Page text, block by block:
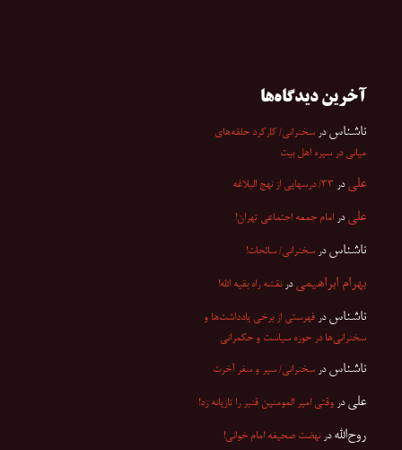
آخرین دیدگاه‌ها
ناشناس در سخنرانی/ کارکرد حلقه‌های
میانی در سیره اهل بیت
علی در ۳۳/ درسهایی از نهج البلاغه
علی در امام جمعه اجتماعی تهران!
ناشناس در سخنرانی/ سائحات!
بهرام ابراهیمی درنقشه راه بقیه الله!
ناشناس در فهرستی از برخی یادداشت‌ها و
سخنرانی‌ها در حوزه سیاست و حکمرانی
ناشناس در سخنرانی/ سیر و سفر آخرت
علی در وقتی امیر المومنین قنبر را تازیانه زد!
روح‌الله درنهضت صحیفه امام خوانی!